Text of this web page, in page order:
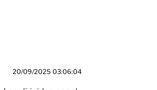
20/09/2025 03:06:04